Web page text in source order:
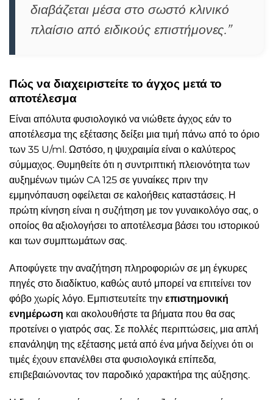
διαβάζεται μέσα στο σωστό κλινικό
πλαίσιο από ειδικούς επιστήμονες.”
Πώς να διαχειριστείτε το άγχος μετά το
αποτέλεσμα
Είναι απόλυτα φυσιολογικό να νιώθετε άγχος εάν το
αποτέλεσμα της εξέτασης δείξει μια τιμή πάνω από το όριο
των 35 U/ml. Ωστόσο, η ψυχραιμία είναι ο καλύτερος
σύμμαχος. Θυμηθείτε ότι η συντριπτική πλειονότητα των
αυξημένων τιμών CA 125 σε γυναίκες πριν την
εμμηνόπαυση οφείλεται σε καλοήθεις καταστάσεις. Η
πρώτη κίνηση είναι η συζήτηση με τον γυναικολόγο σας, ο
οποίος θα αξιολογήσει το αποτέλεσμα βάσει του ιστορικού
και των συμπτωμάτων σας.
Αποφύγετε την αναζήτηση πληροφοριών σε μη έγκυρες
πηγές στο διαδίκτυο, καθώς αυτό μπορεί να επιτείνει τον
φόβο χωρίς λόγο. Εμπιστευτείτε την επιστημονική
ενημέρωση και ακολουθήστε τα βήματα που θα σας
προτείνει ο γιατρός σας. Σε πολλές περιπτώσεις, μια απλή
επανάληψη της εξέτασης μετά από ένα μήνα δείχνει ότι οι
τιμές έχουν επανέλθει στα φυσιολογικά επίπεδα,
επιβεβαιώνοντας τον παροδικό χαρακτήρα της αύξησης.